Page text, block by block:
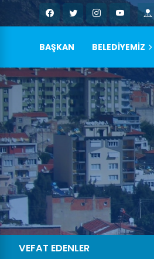
BAŞKAN BELEDİYEMİZ
VEFAT EDENLER